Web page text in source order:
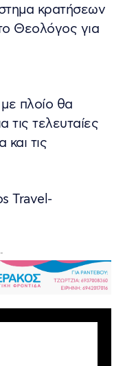
κρατήσεων
Θεολόγος για
με πλοίο θα
τις τελευταίες
και τις
Travel-